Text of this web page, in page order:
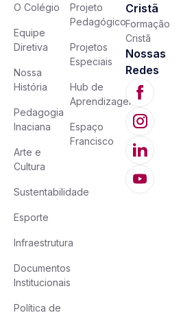
O Colégio
Equipe
Diretiva
Nossa
História
Pedagogia
Inaciana
Arte e
Cultura
Sustentabilidade
Esporte
Infraestrutura
Documentos
Institucionais
Política de
Projeto
Pedagógico
Projetos
Especiais
Hub de
Aprendizagem
Espaço
Francisco
Cristã
Formação
Cristã
Nossas
Redes